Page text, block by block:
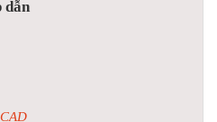
dẫn